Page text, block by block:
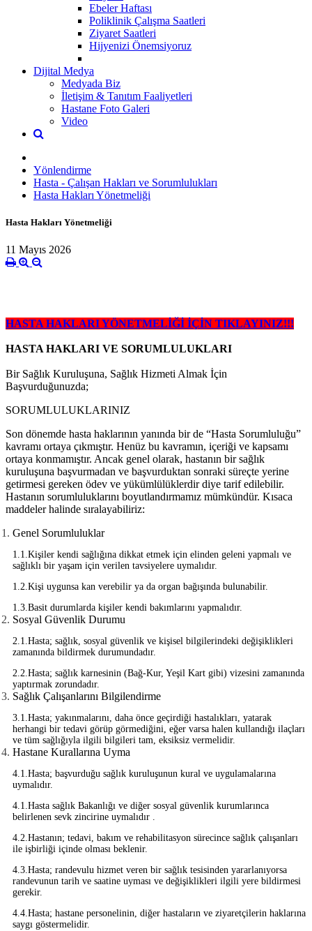
Ebeler Haftası
Poliklinik Çalışma Saatleri
Ziyaret Saatleri
Hijyenizi Önemsiyoruz
Dijital Medya
Medyada Biz
İletişim & Tanıtım Faaliyetleri
Hastane Foto Galeri
Video
Yönlendirme
Hasta - Çalışan Hakları ve Sorumlulukları
Hasta Hakları Yönetmeliği
Hasta Hakları Yönetmeliği
11 Mayıs 2026
HASTA HAKLARI YÖNETMELİĞİ İÇİN TIKLAYINIZ!!!
HASTA HAKLARI VE SORUMLULUKLARI
Bir Sağlık Kuruluşuna, Sağlık Hizmeti Almak İçin
Başvurduğunuzda;
SORUMLULUKLARINIZ
Son dönemde hasta haklarının yanında bir de “Hasta Sorumluluğu”
kavramı ortaya çıkmıştır. Henüz bu kavramın, içeriği ve kapsamı
ortaya konmamıştır. Ancak genel olarak, hastanın bir sağlık
kuruluşuna başvurmadan ve başvurduktan sonraki süreçte yerine
getirmesi gereken ödev ve yükümlülüklerdir diye tarif edilebilir.
Hastanın sorumluluklarını boyutlandırmamız mümkündür. Kısaca
maddeler halinde sıralayabiliriz:
Genel Sorumluluklar
1.1.Kişiler kendi sağlığına dikkat etmek için elinden geleni yapmalı ve
sağlıklı bir yaşam için verilen tavsiyelere uymalıdır.
1.2.Kişi uygunsa kan verebilir ya da organ bağışında bulunabilir.
1.3.Basit durumlarda kişiler kendi bakımlarını yapmalıdır.
Sosyal Güvenlik Durumu
2.1.Hasta; sağlık, sosyal güvenlik ve kişisel bilgilerindeki değişiklikleri
zamanında bildirmek durumundadır.
2.2.Hasta; sağlık karnesinin (Bağ-Kur, Yeşil Kart gibi) vizesini zamanında
yaptırmak zorundadır.
Sağlık Çalışanlarını Bilgilendirme
3.1.Hasta; yakınmalarını, daha önce geçirdiği hastalıkları, yatarak
herhangi bir tedavi görüp görmediğini, eğer varsa halen kullandığı ilaçları
ve tüm sağlığıyla ilgili bilgileri tam, eksiksiz vermelidir.
Hastane Kurallarına Uyma
4.1.Hasta; başvurduğu sağlık kuruluşunun kural ve uygulamalarına
uymalıdır.
4.1.Hasta sağlık Bakanlığı ve diğer sosyal güvenlik kurumlarınca
belirlenen sevk zincirine uymalıdır .
4.2.Hastanın; tedavi, bakım ve rehabilitasyon sürecince sağlık çalışanları
ile işbirliği içinde olması beklenir.
4.3.Hasta; randevulu hizmet veren bir sağlık tesisinden yararlanıyorsa
randevunun tarih ve saatine uyması ve değişiklikleri ilgili yere bildirmesi
gerekir.
4.4.Hasta; hastane personelinin, diğer hastaların ve ziyaretçilerin haklarına
saygı göstermelidir.